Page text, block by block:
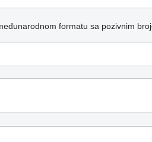
formatu sa pozivnim